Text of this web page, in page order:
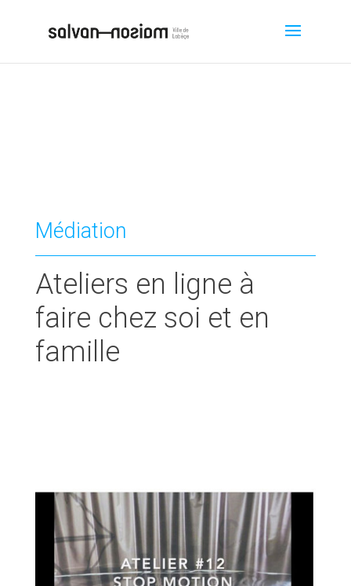
Médiation
Ateliers en ligne à
faire chez soi et en
famille